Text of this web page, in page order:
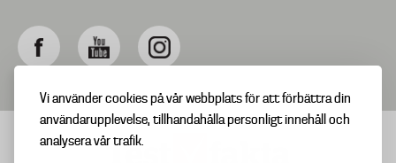
Vi använder cookies på vår webbplats för att förbättra din
användarupplevelse, tillhandahålla personligt innehåll och
analysera vår trafik.